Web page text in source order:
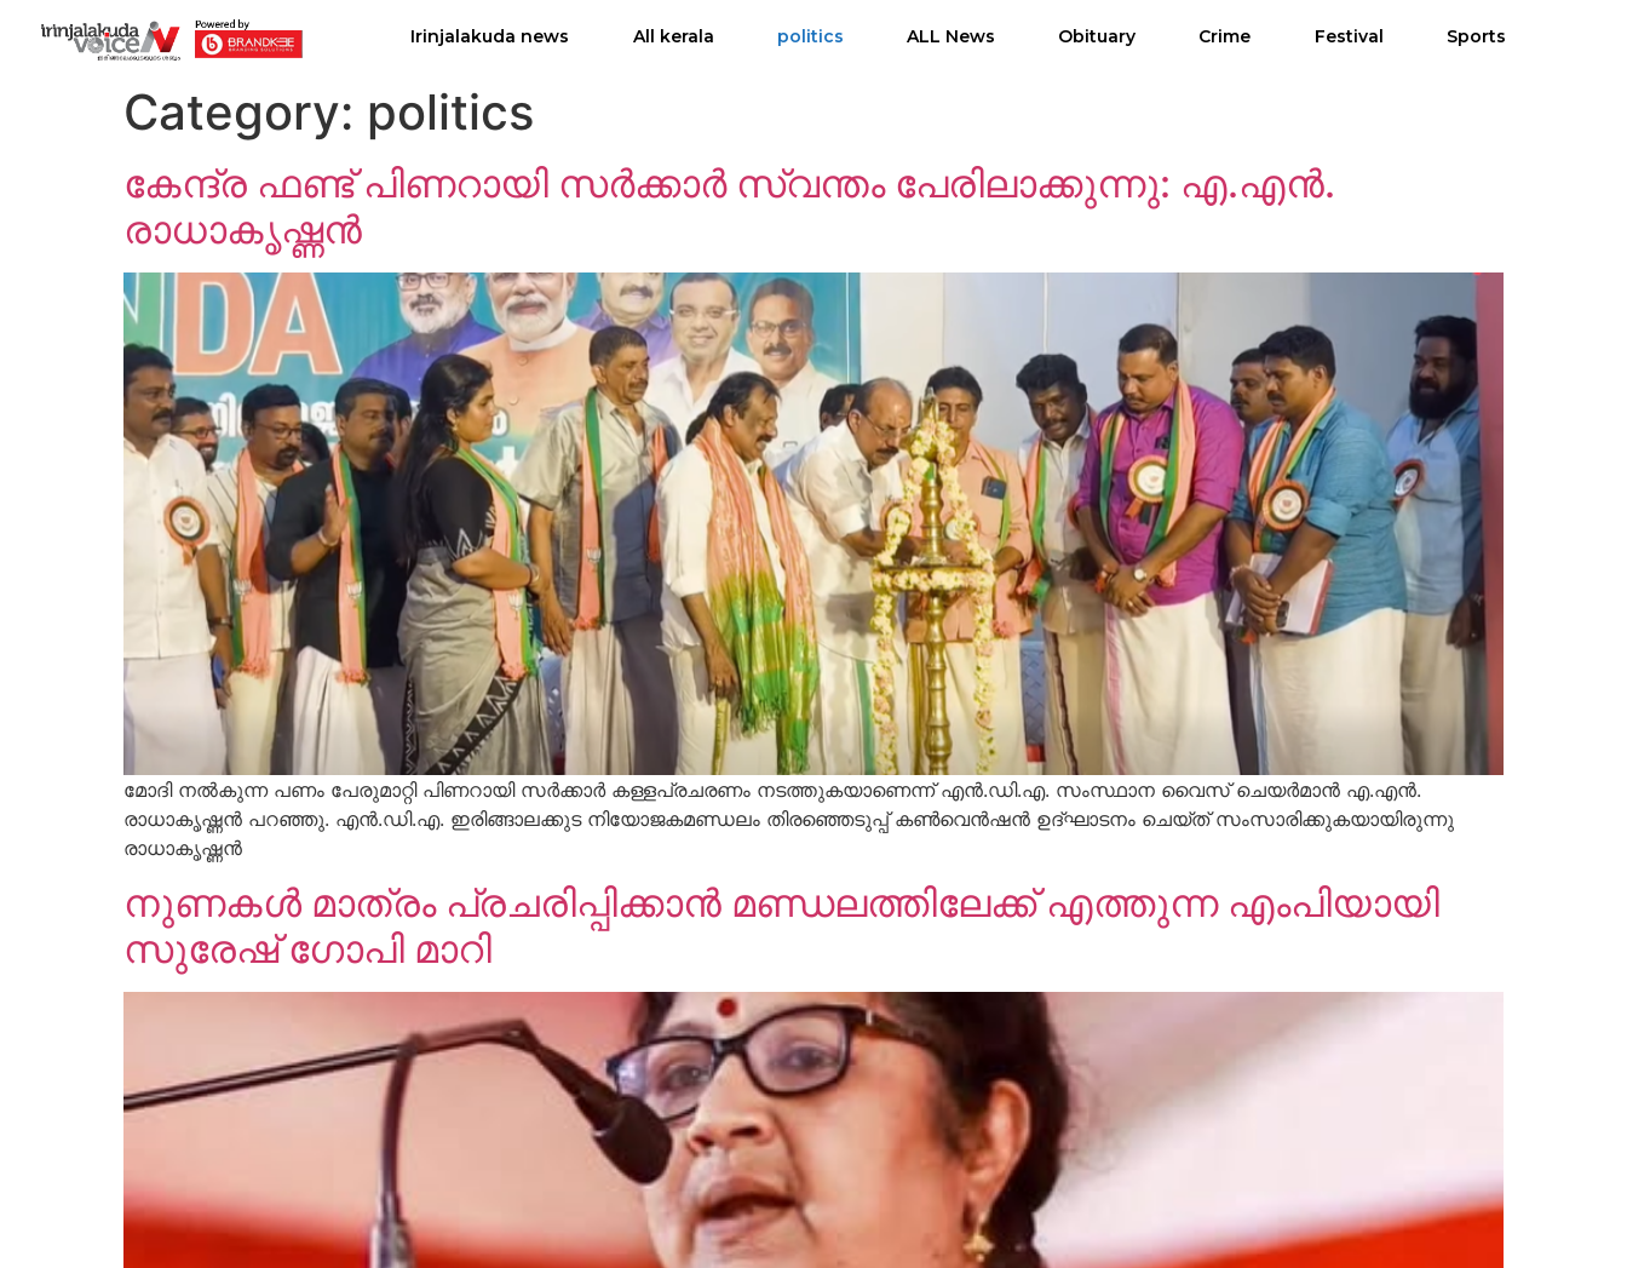
Irinjalakuda news All kerala politics ALL News Obituary Crime Festival Sports
Category: politics
കേന്ദ്ര ഫണ്ട് പിണറായി സര്‍ക്കാര്‍ സ്വന്തം പേരിലാക്കുന്നു: എ.എന്‍.
രാധാകൃഷ്ണന്‍
മോദി നല്‍കുന്ന പണം പേരുമാറ്റി പിണറായി സര്‍ക്കാര്‍ കള്ളപ്രചരണം നടത്തുകയാണെന്ന് എന്‍.ഡി.എ. സംസ്ഥാന വൈസ് ചെയര്‍മാന്‍ എ.എന്‍.
രാധാകൃഷ്ണന്‍ പറഞ്ഞു. എന്‍.ഡി.എ. ഇരിങ്ങാലക്കുട നിയോജകമണ്ഡലം തിരഞ്ഞെടുപ്പ് കണ്‍വെന്‍ഷന്‍ ഉദ്ഘാടനം ചെയ്ത് സംസാരിക്കുകയായിരുന്നു
രാധാകൃഷ്ണന്‍
നുണകൾ മാത്രം പ്രചരിപ്പിക്കാൻ മണ്ഡലത്തിലേക്ക് എത്തുന്ന എംപിയായി
സുരേഷ് ഗോപി മാറി